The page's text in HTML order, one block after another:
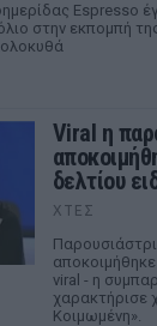
Espresso
στην εκπομπή
Viral η
δελτίου
ΧΤΕΣ
viral - η
χαρακτήρισε
Κοιμωμένη».